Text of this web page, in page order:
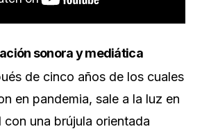
sonora y mediática
de cinco años de los cuales
en pandemia, sale a la luz en
una brújula orientada